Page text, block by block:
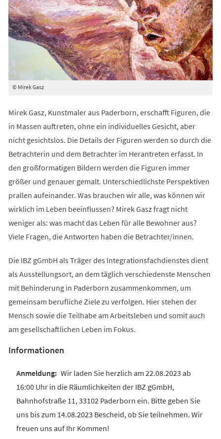
© Mirek Gasz
Mirek Gasz, Kunstmaler aus Paderborn, erschafft Figuren, die
in Massen auftreten, ohne ein individuelles Gesicht, aber
nicht gesichtslos. Die Details der Figuren werden so durch die
Betrachterin und dem Betrachter im Herantreten erfasst. In
den großformatigen Bildern werden die Figuren immer
größer und genauer gemalt. Unterschiedlichste Perspektiven
prallen aufeinander. Was brauchen wir alle, was können wir
wirklich im Leben beeinflussen? Mirek Gasz fragt nicht
weniger als: was macht das Leben für alle Bewohner aus?
Viele Fragen, die Antworten haben die Betrachter/innen.
Die IBZ gGmbH als Träger des Integrationsfachdienstes dient
als Ausstellungsort, an dem täglich verschiedenste Menschen
mit Behinderung in Paderborn zusammenkommen, um
gemeinsam berufliche Ziele zu verfolgen. Hier stehen der
Mensch sowie die Teilhabe am Arbeitsleben und somit auch
am gesellschaftlichen Leben im Fokus.
Informationen
Wir laden Sie herzlich am 22.08.2023 ab
16:00 Uhr in die Räumlichkeiten der IBZ gGmbH,
Bahnhofstraße 11, 33102 Paderborn ein. Bitte geben Sie
uns bis zum 14.08.2023 Bescheid, ob Sie teilnehmen. Wir
freuen uns auf Ihr Kommen!